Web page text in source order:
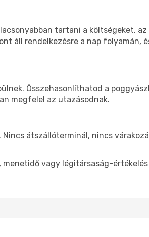
tartani a költségeket,
áll rendelkezésre a nap folyamán,
Összehasonlíthatod a
megfelel az utazásodnak.
átszállóterminál, nincs
vagy légitársaság-